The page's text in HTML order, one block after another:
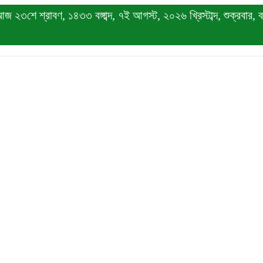
২৩শে শ্রাবণ, ১৪৩৩ বঙ্গাব্দ, ৭ই আগস্ট, ২০২৬ খ্রিস্টাব্দ, শুক্রবার,